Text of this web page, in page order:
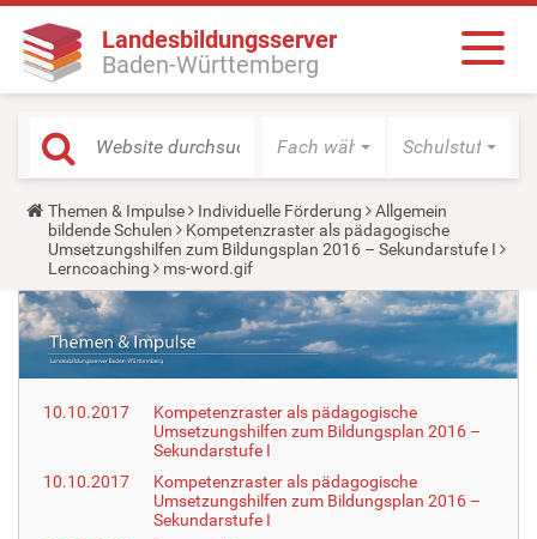
Landesbildungsserver
Baden-Württemberg
Fach wählen Schulstufe
Y
o
u
a
r
e
h
e
r
e
Themen & Impulse Individuelle Förderung
Allgemein
bildende Schulen
Kompetenzraster als pädagogische
Umsetzungshilfen zum Bildungsplan 2016 – Sekundarstufe I
Lerncoaching
ms-word.gif
10.10.2017
Kompetenzraster als pädagogische
Umsetzungshilfen zum Bildungsplan 2016 –
Sekundarstufe I
10.10.2017
Kompetenzraster als pädagogische
Umsetzungshilfen zum Bildungsplan 2016 –
Sekundarstufe I